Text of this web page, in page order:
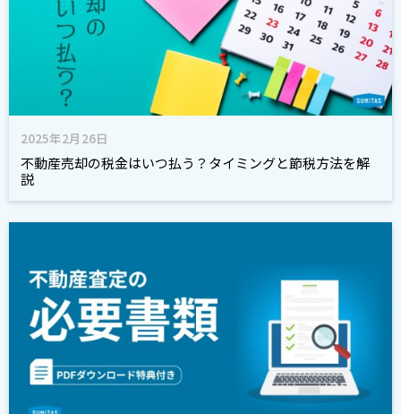
2025年2月26日
不動産売却の税金はいつ払う？タイミングと節税方法を解
説